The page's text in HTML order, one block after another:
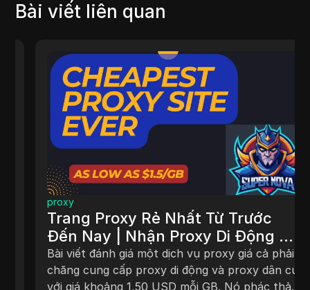
Bài viết liên quan
proxy
Trang Proxy Rẻ Nhất Từ Trước
Đến Nay | Nhận Proxy Di Động &
Proxy Cư Dân Chất Lượng Cao |
Đánh Giá Supernova Proxies
Bài viết đánh giá một dịch vụ proxy giá cả phải
chăng cung cấp proxy di động và proxy dân cư
với giá khoảng 1,50 USD mỗi GB. Nó phác thảo